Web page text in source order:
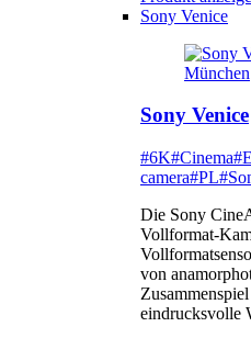
Sony Venice
Sony Venice
#6K#Cinema
camera#PL
Die Sony
Vollformat-
von
eindrucksvolle